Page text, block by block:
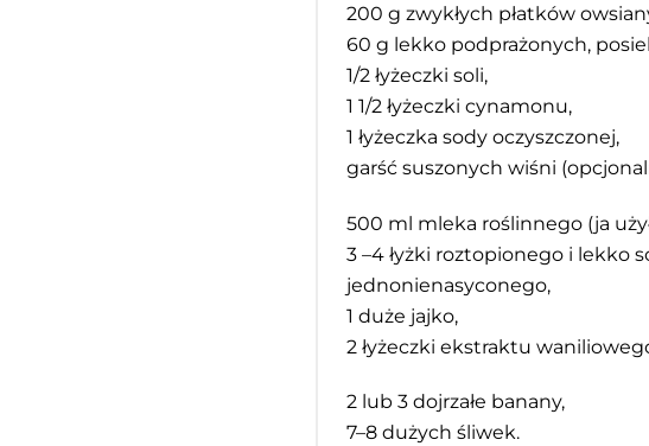
200 g zwykłych płatków
60 g lekko podprażonych,
1/2 łyżeczki soli,
1 1/2 łyżeczki cynamonu,
1 łyżeczka sody oczyszczonej,
garść suszonych wiśni
500 ml mleka roślinnego (ja
3 –4 łyżki roztopionego i lekko
jednonienasyconego,
1 duże jajko,
2 łyżeczki ekstraktu
2 lub 3 dojrzałe banany,
7–8 dużych śliwek.